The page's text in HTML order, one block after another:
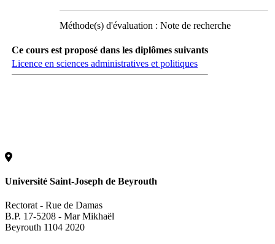
Méthode(s) d'évaluation : Note de recherche
Ce cours est proposé dans les diplômes suivants
Licence en sciences administratives et politiques
Université Saint-Joseph de Beyrouth
Rectorat - Rue de Damas
B.P. 17-5208 - Mar Mikhaël
Beyrouth 1104 2020